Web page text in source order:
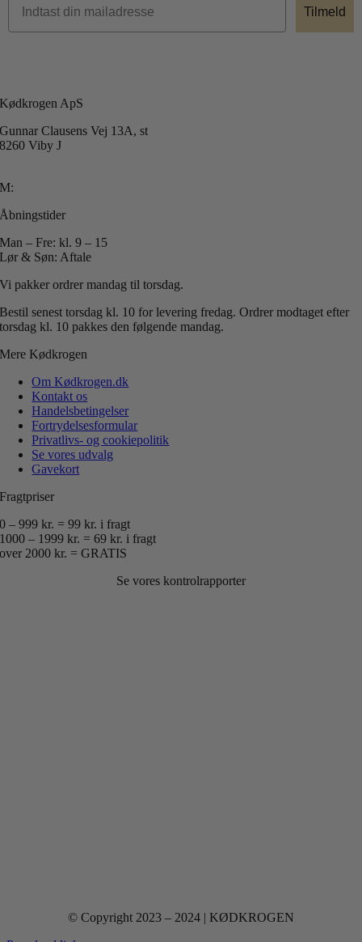
Tilmeld
Kødkrogen ApS
Gunnar Clausens Vej 13A, st
8260 Viby J
M:
Åbningstider
Man – Fre: kl. 9 – 15
Lør & Søn: Aftale
Vi pakker ordrer mandag til torsdag.
Bestil senest torsdag kl. 10 for levering fredag.Ordrer modtaget efter
torsdag kl. 10 pakkes den følgende mandag.
Mere Kødkrogen
Om Kødkrogen.dk
Kontakt os
Handelsbetingelser
Fortrydelsesformular
Privatlivs- og cookiepolitik
Se vores udvalg
Gavekort
Fragtpriser
0 – 999 kr. = 99 kr. i fragt
1000 – 1999 kr. = 69 kr. i fragt
over 2000 kr. = GRATIS
Se vores kontrolrapporter
© Copyright 2023 – 2024 | KØDKROGEN